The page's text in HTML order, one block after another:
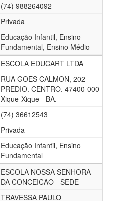
(74) 988264092
Privada
Educação Infantil, Ensino
Fundamental, Ensino Médio
ESCOLA EDUCART LTDA
RUA GOES CALMON, 202
PREDIO. CENTRO. 47400-000
Xique-Xique - BA.
(74) 36612543
Privada
Educação Infantil, Ensino
Fundamental
ESCOLA NOSSA SENHORA
DA CONCEICAO - SEDE
TRAVESSA PAULO